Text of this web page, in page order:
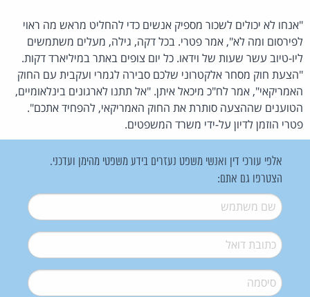
"אנחו לא יכולים לשכור מספיק אנשים כדי להחליט מראש מה ראוי
לפירסום ומה לא", אמר פטרי. בכל דקה, גילה, מעלים משתמשים
ליו-טיוב עשר שעות של וידאו. כל יום צופים באתר במיליארד דקות.
"הצעת חוק מסחר אלקטרוני שלכם סבירה לגמרי ועקבית עם החוק
האמריקאי", אמר לח"כ מיכאל איתן. "אל תתנו לארגונים בינלאומיים,
הטוענים שההצעה סותרת את החוק האמריקאי, להפחיד אתכם".
פטרי הוזמן לדיון על-ידי משרד המשפטים.
אלפי עורכי דין ואנשי משפט נעזרים בידע משפטי מהימן ועדכני.
הצטרפו גם אתם:
שם משתמש*
דואל*
סיסמה*